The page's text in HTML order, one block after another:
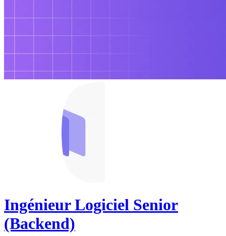
Ingénieur Logiciel Senior
(Backend)